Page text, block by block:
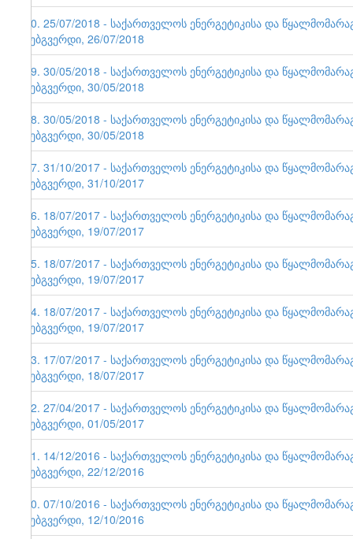
90. 25/07/2018 - საქართველოს ენერგეტიკისა და
ვებგვერდი, 26/07/2018
89. 30/05/2018 - საქართველოს ენერგეტიკისა და
ვებგვერდი, 30/05/2018
88. 30/05/2018 - საქართველოს ენერგეტიკისა და
ვებგვერდი, 30/05/2018
87. 31/10/2017 - საქართველოს ენერგეტიკისა და
ვებგვერდი, 31/10/2017
86. 18/07/2017 - საქართველოს ენერგეტიკისა და
ვებგვერდი, 19/07/2017
85. 18/07/2017 - საქართველოს ენერგეტიკისა და
ვებგვერდი, 19/07/2017
84. 18/07/2017 - საქართველოს ენერგეტიკისა და
ვებგვერდი, 19/07/2017
83. 17/07/2017 - საქართველოს ენერგეტიკისა და
ვებგვერდი, 18/07/2017
82. 27/04/2017 - საქართველოს ენერგეტიკისა და
ვებგვერდი, 01/05/2017
81. 14/12/2016 - საქართველოს ენერგეტიკისა და
ვებგვერდი, 22/12/2016
80. 07/10/2016 - საქართველოს ენერგეტიკისა და
ვებგვერდი, 12/10/2016